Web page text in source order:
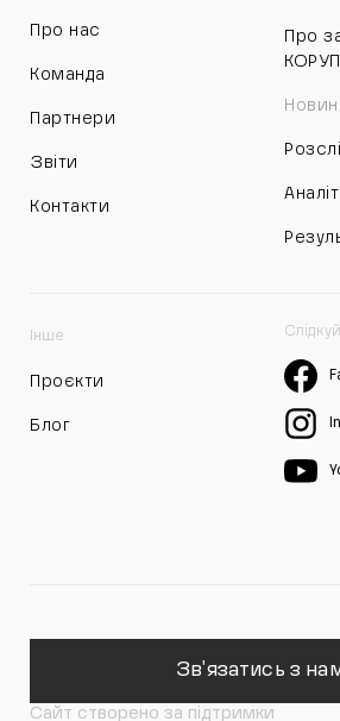
Про нас
Команда
Партнери
Звіти
Контакти
Про
Інше
Проєкти
Блог
Зв'язатись з
Сайт створено за підтримки